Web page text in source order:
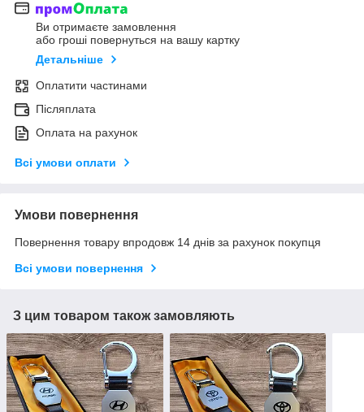
Ви отримаєте замовлення
або гроші повернуться на вашу картку
Детальніше
Оплатити частинами
Післяплата
Оплата на рахунок
Всі умови оплати
Умови повернення
Повернення товару впродовж 14 днів за рахунок покупця
Всі умови повернення
З цим товаром також замовляють